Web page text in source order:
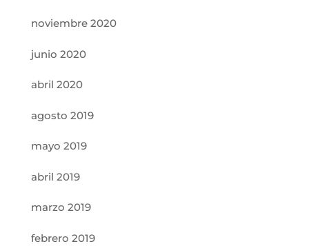
noviembre 2020
junio 2020
abril 2020
agosto 2019
mayo 2019
abril 2019
marzo 2019
febrero 2019